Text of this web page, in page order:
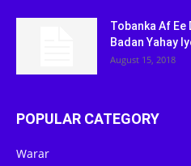
Tobanka Af
Badan Yahay
August 15, 2018
POPULAR CATEGORY
Warar